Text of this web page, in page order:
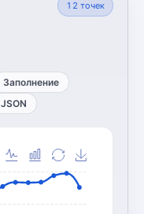
12 точек
Заполнение
JSON